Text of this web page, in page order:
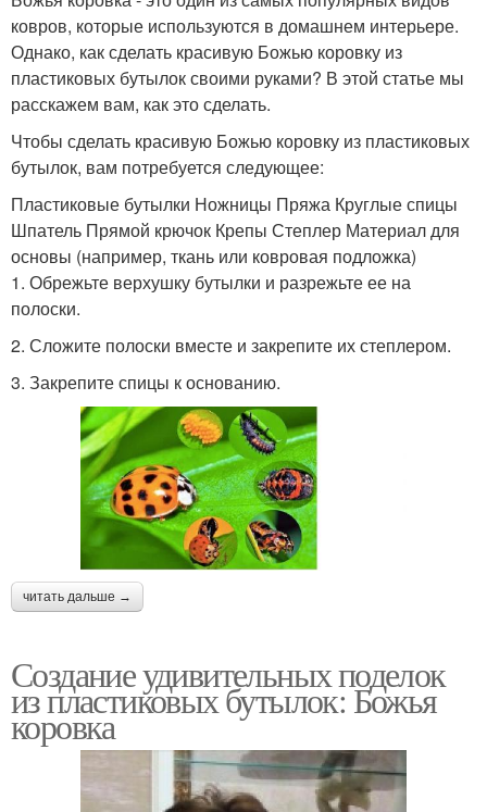
ковров, которые используются в домашнем интерьере.
Однако, как сделать красивую Божью коровку из
пластиковых бутылок своими руками? В этой статье мы
расскажем вам, как это сделать.
Чтобы сделать красивую Божью коровку из пластиковых
бутылок, вам потребуется следующее:
Пластиковые бутылки Ножницы Пряжа Круглые спицы
Шпатель Прямой крючок Крепы Степлер Материал для
основы (например, ткань или ковровая подложка)
1. Обрежьте верхушку бутылки и разрежьте ее на
полоски.
2. Сложите полоски вместе и закрепите их степлером.
3. Закрепите спицы к основанию.
читать дальше →
Создание удивительных поделок
из пластиковых бутылок: Божья
коровка